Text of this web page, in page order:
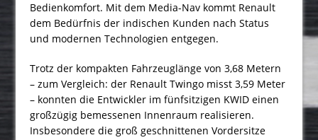
Bedienkomfort. Mit dem Media-Nav kommt Renault
dem Bedürfnis der indischen Kunden nach Status
und modernen Technologien entgegen.
Trotz der kompakten Fahrzeuglänge von 3,68 Metern
– zum Vergleich: der Renault Twingo misst 3,59 Meter
– konnten die Entwickler im fünfsitzigen KWID einen
großzügig bemessenen Innenraum realisieren.
Insbesondere die groß geschnittenen Vordersitze